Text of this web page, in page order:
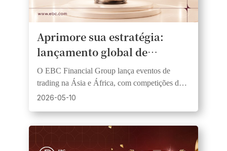
Aprimore sua estratégia:
lançamento global de
competições de trading com
grandes prêmios em
dinheiro.
O EBC Financial Group lança eventos de
trading na Ásia e África, com competições de
trading simuladas e ao vivo para traders de
2026-05-10